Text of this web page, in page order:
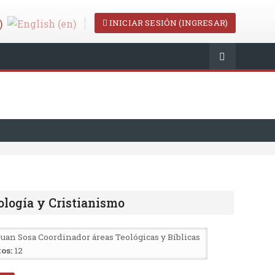
INICIAR SESIÓN (INGRESAR)
y Cristianismo
Sosa Coordinador áreas Teológicas y Bíblicas
12